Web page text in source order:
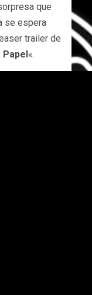
que
se espera
trailer de
Papel«.